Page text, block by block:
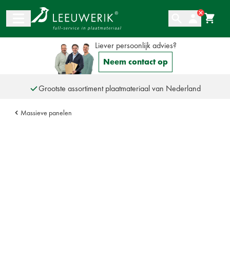
Ga naar de inhoud
Liever persoonlijk advies?
Neem contact op
Grootste assortiment plaatmateriaal van Nederland
Meer dan 110 jaar ervaring
Altijd een persoonlijke adviespartner
Massieve panelen